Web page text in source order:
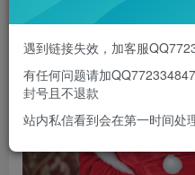
遇到链接失效，加客服
有任何问题请加
封号且不退款
站内私信看到会在第一时间处